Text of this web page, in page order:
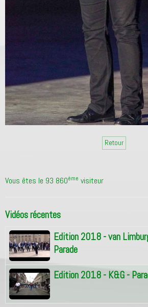
Retour
Vous êtes le 93 860ème visiteur
Vidéos récentes
Edition 2018 - van
Parade
Edition 2018 - K&G -